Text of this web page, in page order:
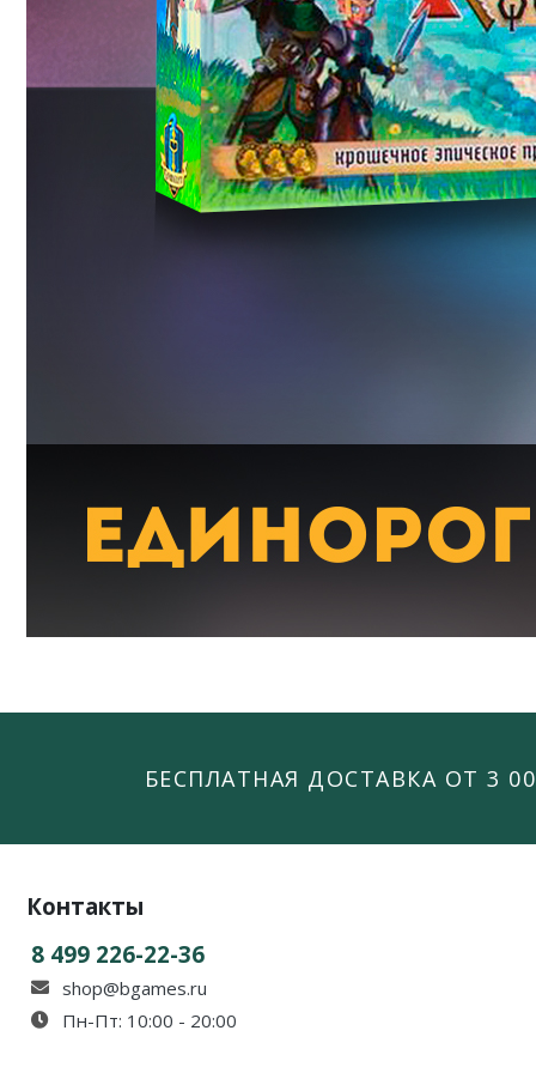
БЕСПЛАТНАЯ ДОСТАВКА ОТ 3
Контакты
8 499 226-22-36
shop@bgames.ru
Пн-Пт: 10:00 - 20:00